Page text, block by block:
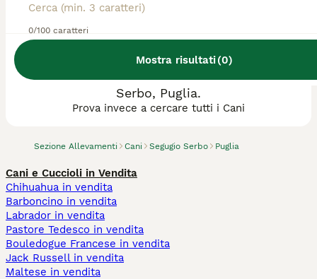
0/100 caratteri
Mostra risultati(0)
Sezione Allevamenti Cani Segugio Serbo Puglia
Abbiamo trovato 0 Allevamento di Segugio
Serbo, Puglia.
Prova invece a cercare tutti i Cani
Cani e Cuccioli in Vendita
Chihuahua in vendita
Barboncino in vendita
Labrador in vendita
Pastore Tedesco in vendita
Bouledogue Francese in vendita
Jack Russell in vendita
Maltese in vendita